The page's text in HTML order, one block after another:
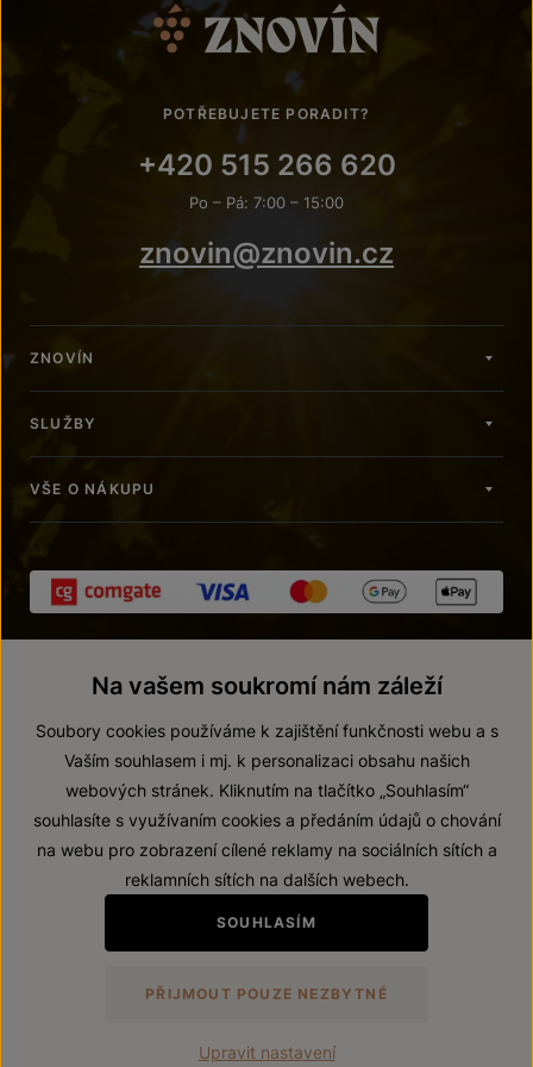
POTŘEBUJETE PORADIT?
+420 515 266 620
Po – Pá: 7:00 – 15:00
znovin@znovin.cz
ZNOVÍN
SLUŽBY
VŠE O NÁKUPU
© 2026 ZNOVÍN ZNOJMO, a. s.
Prohlášení o přístupnosti
Zákaz prodeje alkoholických nápojů osobám mladším 18 let.
VytvořilwebProgress
Na vašem soukromí nám záleží
Soubory cookies používáme k zajištění funkčnosti webu a s
Vaším souhlasem i mj. k personalizaci obsahu našich
webových stránek. Kliknutím na tlačítko „Souhlasím“
souhlasíte s využívaním cookies a předáním údajů o chování
na webu pro zobrazení cílené reklamy na sociálních sítích a
reklamních sítích na dalších webech.
SOUHLASÍM
PŘIJMOUT POUZE NEZBYTNÉ
Upravit nastavení